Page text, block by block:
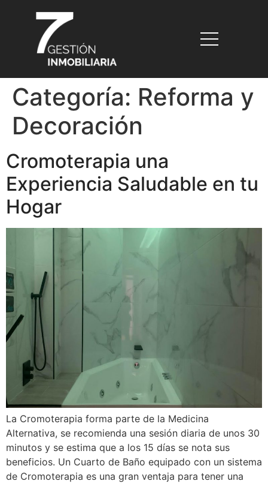
Categoría: Reforma y
Decoración
Cromoterapia una
Experiencia Saludable en tu
Hogar
La Cromoterapia forma parte de la Medicina
Alternativa, se recomienda una sesión diaria de unos 30
minutos y se estima que a los 15 días se nota sus
beneficios. Un Cuarto de Baño equipado con un sistema
de Cromoterapia es una gran ventaja para tener una